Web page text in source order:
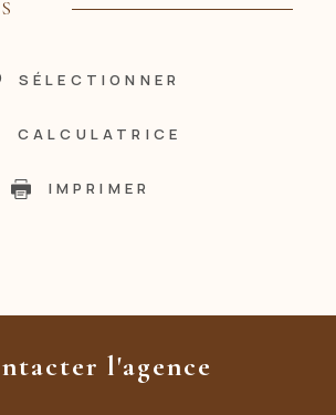
SÉLECTIONNER
CALCULATRICE
IMPRIMER
l'agence